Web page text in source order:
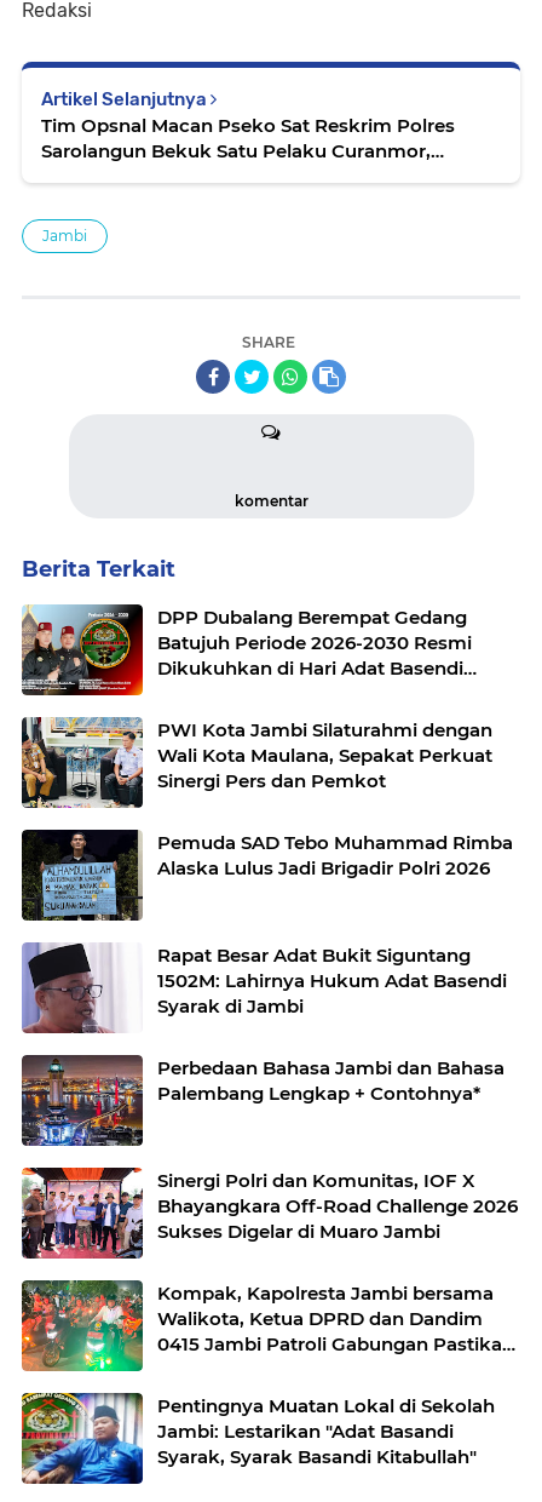
Redaksi
Artikel Selanjutnya
Tim Opsnal Macan Pseko Sat Reskrim Polres
Sarolangun Bekuk Satu Pelaku Curanmor,
Jambi
SHARE
komentar
Berita Terkait
DPP Dubalang Berempat Gedang
Batujuh Periode 2026-2030 Resmi
Dikukuhkan di Hari Adat Basendi
PWI Kota Jambi Silaturahmi dengan
Wali Kota Maulana, Sepakat Perkuat
Sinergi Pers dan Pemkot
Pemuda SAD Tebo Muhammad Rimba
Alaska Lulus Jadi Brigadir Polri 2026
Rapat Besar Adat Bukit Siguntang
1502M: Lahirnya Hukum Adat Basendi
Syarak di Jambi
Perbedaan Bahasa Jambi dan Bahasa
Palembang Lengkap + Contohnya*
Sinergi Polri dan Komunitas, IOF X
Bhayangkara Off-Road Challenge 2026
Sukses Digelar di Muaro Jambi
Kompak, Kapolresta Jambi bersama
Walikota, Ketua DPRD dan Dandim
0415 Jambi Patroli Gabungan Pastikan
Pentingnya Muatan Lokal di Sekolah
Jambi: Lestarikan "Adat Basandi
Syarak, Syarak Basandi Kitabullah"